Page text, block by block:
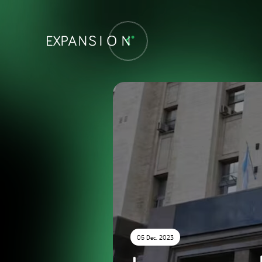
05 Dec. 2023